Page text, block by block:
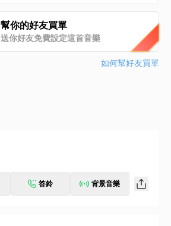
幫你的好友買單
送你好友免費設定這首音樂
如何幫好友買單
答鈴 背景音樂